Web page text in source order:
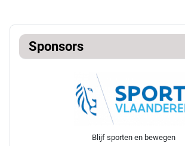
Sponsors
Blijf sporten en bewegen